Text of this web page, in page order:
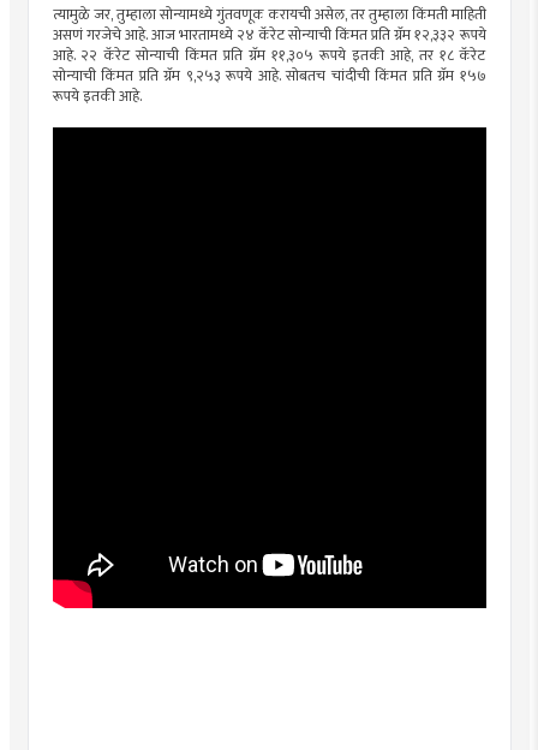
त्यामुळे जर, तुम्हाला सोन्यामध्ये गुंतवणूक करायची असेल, तर तुम्हाला किंमती माहिती
असणं गरजेचे आहे. आज भारतामध्ये २४ कॅरेट सोन्याची किंमत प्रति ग्रॅम १२,३३२ रूपये
आहे. २२ कॅरेट सोन्याची किंमत प्रति ग्रॅम ११,३०५ रूपये इतकी आहे, तर १८ कॅरेट
सोन्याची किंमत प्रति ग्रॅम ९,२५३ रूपये आहे. सोबतच चांदीची किंमत प्रति ग्रॅम १५७
रूपये इतकी आहे.